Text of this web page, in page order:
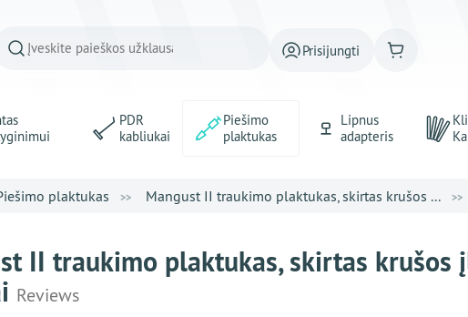
Prisijungti
PDR
kabliukai
Piešimo
plaktukas
Lipnus
adapteris
plaktukas Mangust II traukimo plaktukas, skirtas krušos ...
II traukimo plaktukas, skirtas krušos
Reviews